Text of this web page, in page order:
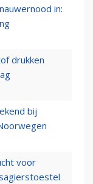
in:
drukken
bij
voor